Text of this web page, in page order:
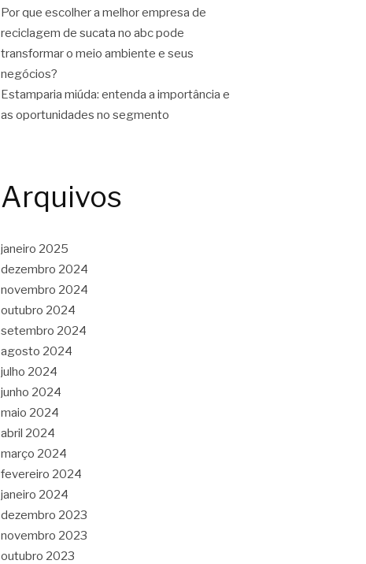
Por que escolher a melhor empresa de
reciclagem de sucata no abc pode
transformar o meio ambiente e seus
negócios?
Estamparia miúda: entenda a importância e
as oportunidades no segmento
Arquivos
janeiro 2025
dezembro 2024
novembro 2024
outubro 2024
setembro 2024
agosto 2024
julho 2024
junho 2024
maio 2024
abril 2024
março 2024
fevereiro 2024
janeiro 2024
dezembro 2023
novembro 2023
outubro 2023